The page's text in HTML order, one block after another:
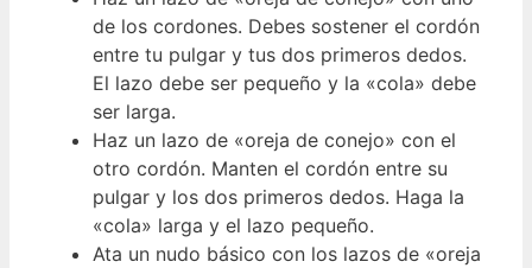
de los cordones. Debes sostener el cordón
entre tu pulgar y tus dos primeros dedos.
El lazo debe ser pequeño y la «cola» debe
ser larga.
Haz un lazo de «oreja de conejo» con el
otro cordón. Manten el cordón entre su
pulgar y los dos primeros dedos. Haga la
«cola» larga y el lazo pequeño.
Ata un nudo básico con los lazos de «oreja